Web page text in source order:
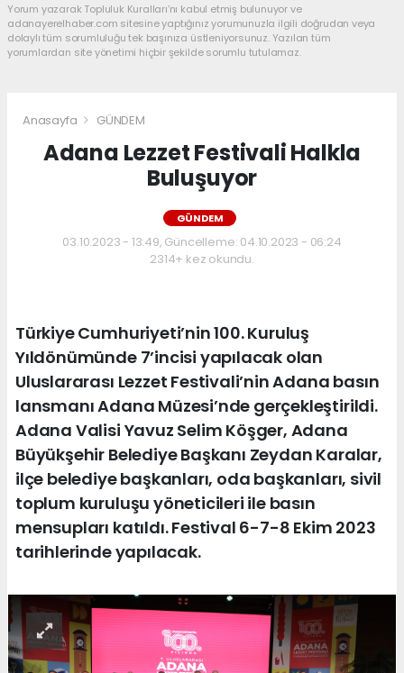
Yorum yazarak Topluluk Kuralları’nı kabul etmiş bulunuyor ve
adanayerelhaber.com sitesine yaptığınız yorumunuzla ilgili doğrudan veya
dolaylı tüm sorumluluğu tek başınıza üstleniyorsunuz. Yazılan tüm
yorumlardan site yönetimi hiçbir şekilde sorumlu tutulamaz.
Anasayfa GÜNDEM
Adana Lezzet Festivali Halkla
Buluşuyor
GÜNDEM
03.10.2023 - 13:49, Güncelleme: 04.10.2023 - 06:24
2314+ kez okundu.
Türkiye Cumhuriyeti’nin 100. Kuruluş
Yıldönümünde 7’incisi yapılacak olan
Uluslararası Lezzet Festivali’nin Adana basın
lansmanı Adana Müzesi’nde gerçekleştirildi.
Adana Valisi Yavuz Selim Köşger, Adana
Büyükşehir Belediye Başkanı Zeydan Karalar,
ilçe belediye başkanları, oda başkanları, sivil
toplum kuruluşu yöneticileri ile basın
mensupları katıldı. Festival 6-7-8 Ekim 2023
tarihlerinde yapılacak.